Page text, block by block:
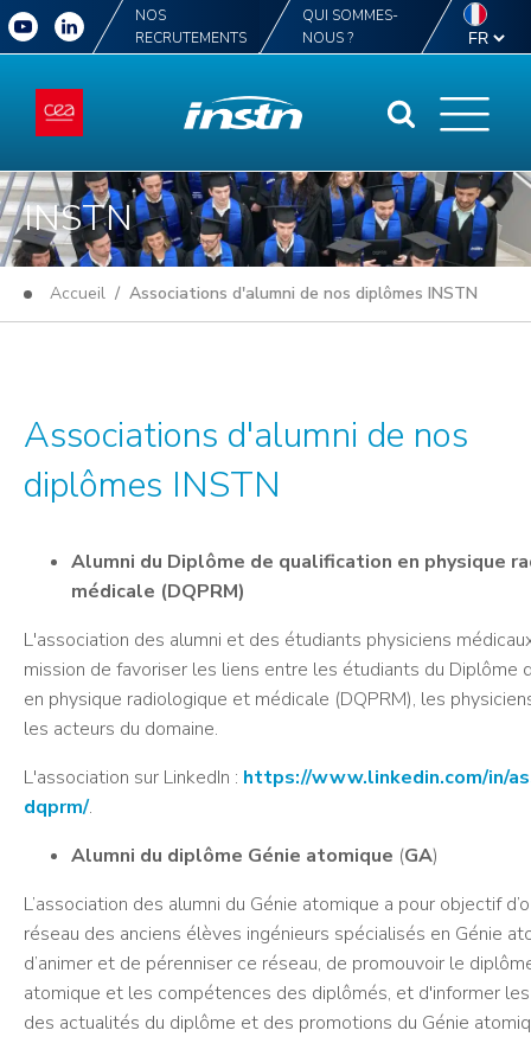
NOS
RECRUTEMENTS
QUI SOMMES-
NOUS ?
INSTN
Accueil / Associations d'alumni de nos diplômes INSTN
Associations d'alumni de nos
diplômes INSTN
Alumni du Diplôme de qualification en physique
médicale (DQPRM)
L'association des alumni et des étudiants physiciens
mission de favoriser les liens entre les étudiants du Diplôme
en physique radiologique et médicale (DQPRM), les
les acteurs du domaine.
L'association sur LinkedIn : https://www.linkedin.com/in/
dqprm/.
Alumni du diplôme Génie atomique (GA)
L’association des alumni du Génie atomique a pour objectif
réseau des anciens élèves ingénieurs spécialisés en Génie
d’animer et de pérenniser ce réseau, de promouvoir le
atomique et les compétences des diplômés, et d'informer
des actualités du diplôme et des promotions du Génie